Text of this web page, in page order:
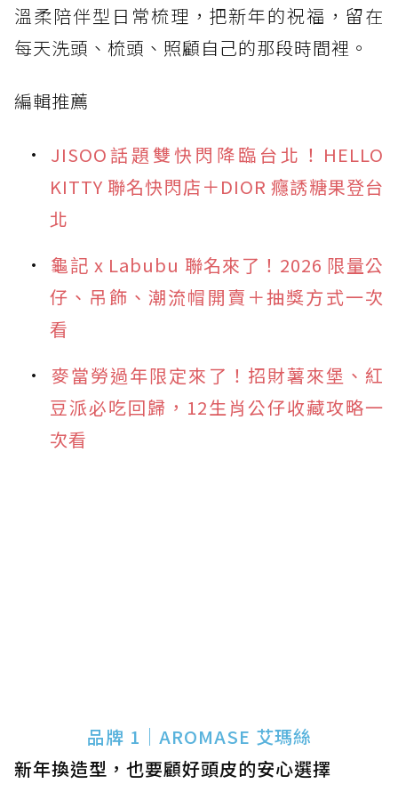
溫柔陪伴型日常梳理，把新年的祝福，留在
每天洗頭、梳頭、照顧自己的那段時間裡。
編輯推薦
JISOO話題雙快閃降臨台北！HELLO
KITTY 聯名快閃店＋DIOR 癮誘糖果登台
北
龜記 x Labubu 聯名來了！2026 限量公
仔、吊飾、潮流帽開賣＋抽獎方式一次
看
麥當勞過年限定來了！招財薯來堡、紅
豆派必吃回歸，12生肖公仔收藏攻略一
次看
品牌 1｜AROMASE 艾瑪絲
新年換造型，也要顧好頭皮的安心選擇